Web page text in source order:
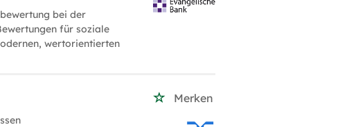
bei der
für soziale
wertorientierten
Merken